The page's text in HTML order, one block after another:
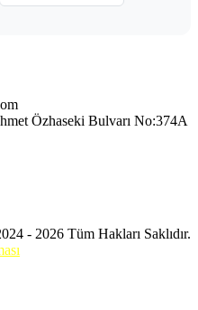
Özhaseki Bulvarı No:374A
- 2026 Tüm Hakları Saklıdır.